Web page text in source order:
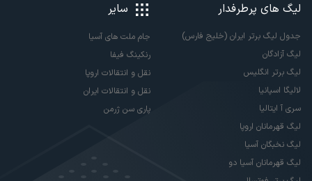
لیگ های پرطرفدار
جدول لیگ برتر ایران (خلیج فارس)
لیگ آزادگان
لیگ برتر انگلیس
لالیگا اسپانیا
سری آ ایتالیا
لیگ قهرمانان اروپا
لیگ نخبگان آسیا
لیگ قهرمانان آسیا دو
سایر
جام ملت های آسیا
رنکینگ فیفا
نقل و انتقالات اروپا
نقل و انتقالات ایران
پاری سن ژرمن